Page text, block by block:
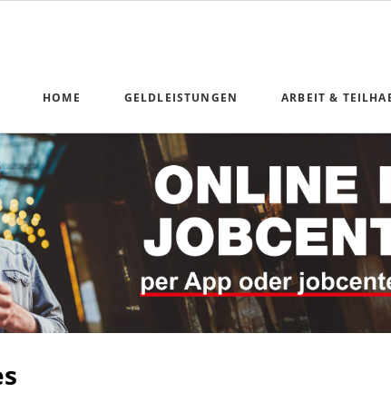
HOME GELDLEISTUNGEN
Alle Anliegen Geldleistungen
Antragstellung
Online-Kommunikation
Kosten der Unterkunft
Bildung und Teilhabe
Schulbücher
ARBEIT &
Anliegen Arbeit